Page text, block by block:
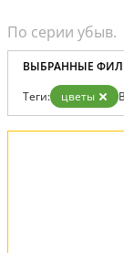
ВЫБРАННЫЕ
Теги: цветы